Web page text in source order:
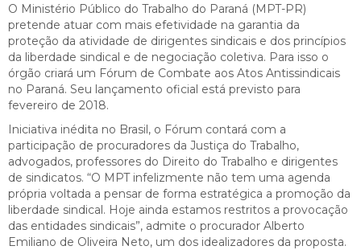
O Ministério Público do Trabalho do Paraná (MPT-PR)
pretende atuar com mais efetividade na garantia da
proteção da atividade de dirigentes sindicais e dos princípios
da liberdade sindical e de negociação coletiva. Para isso o
órgão criará um Fórum de Combate aos Atos Antissindicais
no Paraná. Seu lançamento oficial está previsto para
fevereiro de 2018.
Iniciativa inédita no Brasil, o Fórum contará com a
participação de procuradores da Justiça do Trabalho,
advogados, professores do Direito do Trabalho e dirigentes
de sindicatos. “O MPT infelizmente não tem uma agenda
própria voltada a pensar de forma estratégica a promoção da
liberdade sindical. Hoje ainda estamos restritos a provocação
das entidades sindicais”, admite o procurador Alberto
Emiliano de Oliveira Neto, um dos idealizadores da proposta.